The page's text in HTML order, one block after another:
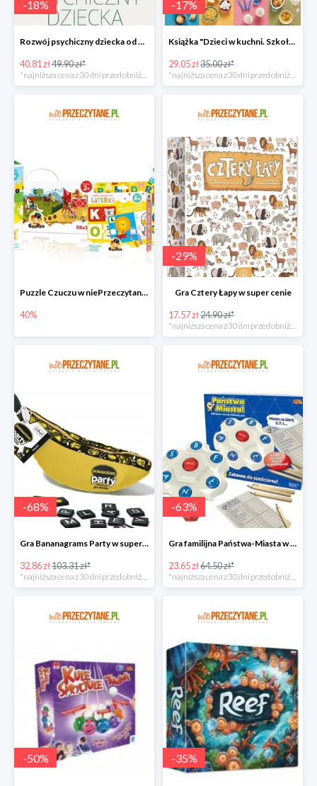
-18%
Rozwój psychiczny dziecka od 0 do 10 lat w super cenie
40.81 zł49.90 zł*
-17%
Książka "Dzieci w kuchni. Szkoła gotowania krok po kroku" w super cenie
29.05 zł35.00 zł*
Puzzle Czuczu w niePrzeczytane.pl do -40%
40%
-29%
Gra Cztery Łapy w super cenie
17.57 zł24.90 zł*
-68%
Gra Bananagrams Party w super cenie
32.86 zł103.31 zł*
*najniższa cena z 30 dni przed obniżką
-63%
Gra familijna Państwa-Miasta w super cenie
23.65 zł64.50 zł*
*najniższa cena z 30 dni przed obniżką
-50% -35%